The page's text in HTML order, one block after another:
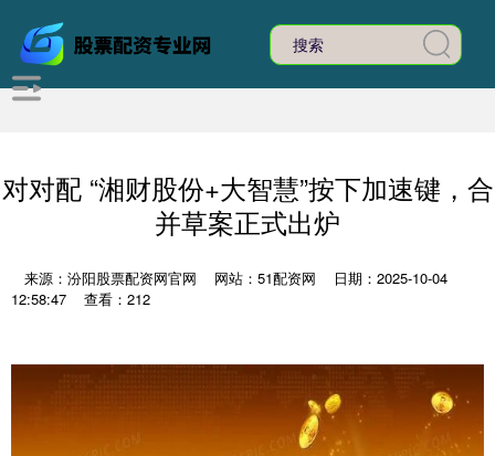
对对配 “湘财股份+大智慧”按下加速键，合
并草案正式出炉
来源：汾阳股票配资网官网 网站：51配资网
日期：2025-10-04
12:58:47
查看：212